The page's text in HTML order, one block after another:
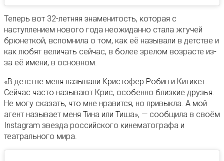
Теперь вот 32-летняя знаменитость, которая с
наступлением нового года неожиданно стала жгучей
брюнеткой, вспомнила о том, как её называли в детстве и
как любят величать сейчас, в более зрелом возрасте из-
за её имени, в основном.
«В детстве меня называли Кристофер Робин и Китикет.
Сейчас часто называют Крис, особенно близкие друзья.
Не могу сказать, что мне нравится, но привыкла. А мой
агент называет меня Тина или Тиша», — сообщила в своём
Instagram звезда российского кинематографа и
театрального мира.